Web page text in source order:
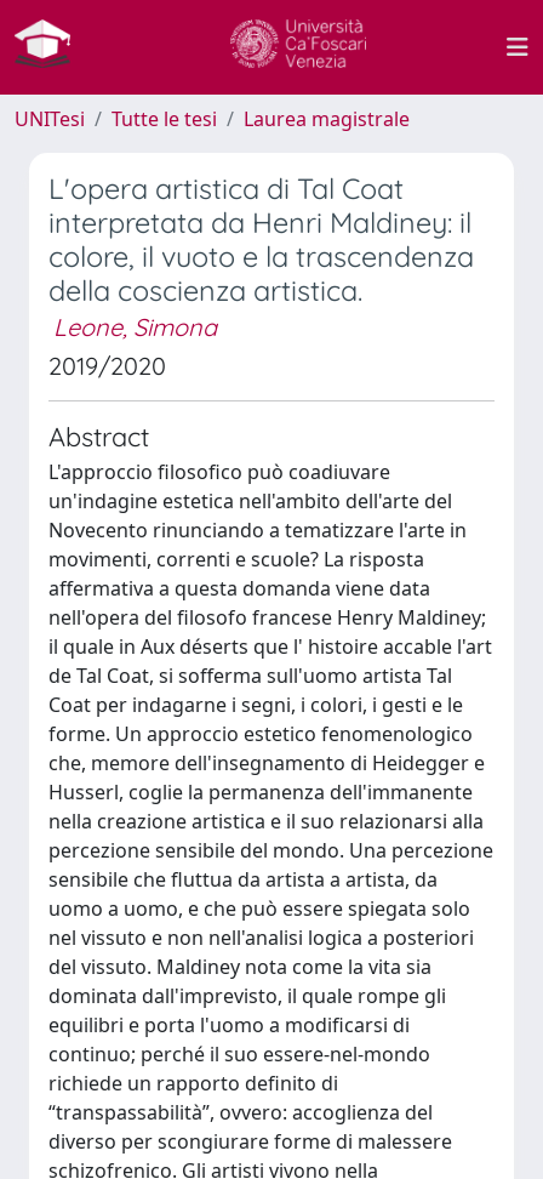
UNITesi Tutte le tesi Laurea magistrale
L'opera artistica di Tal Coat
interpretata da Henri Maldiney: il
colore, il vuoto e la trascendenza
della coscienza artistica.
Leone, Simona
2019/2020
Abstract
L'approccio filosofico può coadiuvare
un'indagine estetica nell'ambito dell'arte del
Novecento rinunciando a tematizzare l'arte in
movimenti, correnti e scuole? La risposta
affermativa a questa domanda viene data
nell'opera del filosofo francese Henry Maldiney;
il quale in Aux déserts que l' histoire accable l'art
de Tal Coat, si sofferma sull'uomo artista Tal
Coat per indagarne i segni, i colori, i gesti e le
forme. Un approccio estetico fenomenologico
che, memore dell'insegnamento di Heidegger e
Husserl, coglie la permanenza dell'immanente
nella creazione artistica e il suo relazionarsi alla
percezione sensibile del mondo. Una percezione
sensibile che fluttua da artista a artista, da
uomo a uomo, e che può essere spiegata solo
nel vissuto e non nell'analisi logica a posteriori
del vissuto. Maldiney nota come la vita sia
dominata dall'imprevisto, il quale rompe gli
equilibri e porta l'uomo a modificarsi di
continuo; perché il suo essere-nel-mondo
richiede un rapporto definito di
“transpassabilità”, ovvero: accoglienza del
diverso per scongiurare forme di malessere
schizofrenico. Gli artisti vivono nella